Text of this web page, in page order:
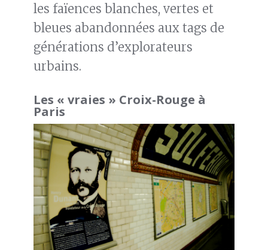
les faïences blanches, vertes et
bleues abandonnées aux tags de
générations d’explorateurs
urbains.
Les « vraies » Croix-Rouge à
Paris